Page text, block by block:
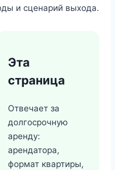
и сценарий выхода.
Эта
страница
Отвечает за
долгосрочную
аренду:
арендатора,
формат квартиры,